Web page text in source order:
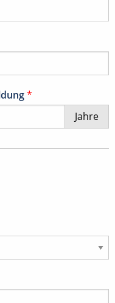
*
Jahre